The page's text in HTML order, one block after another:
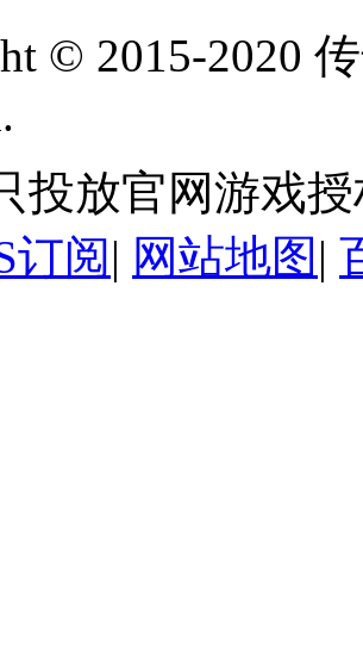
© 2015-2020
投放官网游戏
订阅| 网站地图 |